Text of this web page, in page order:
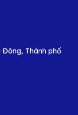
Thành phố